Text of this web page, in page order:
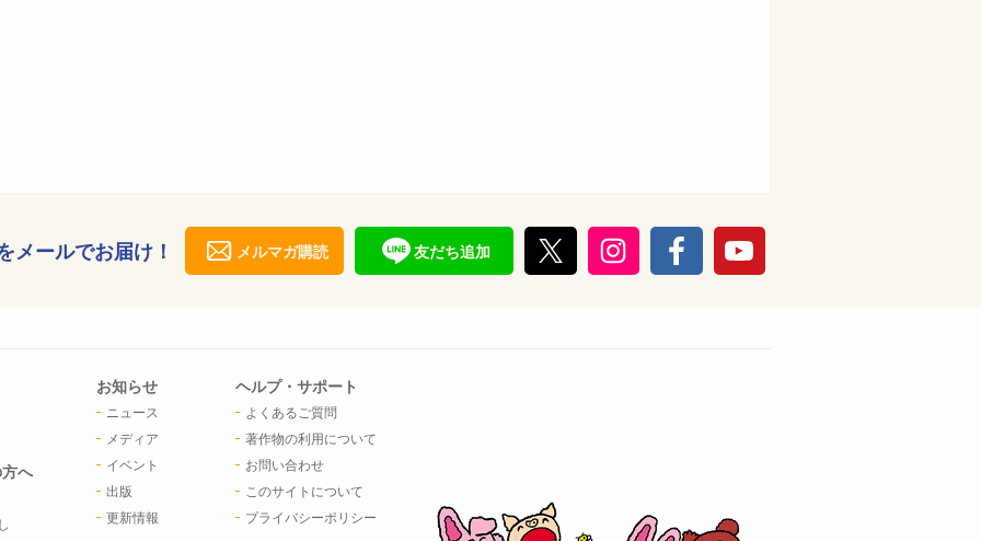
メールでお届け！ メルマガ購読 友だち追加
へ
お知らせ
ニュース
メディア
イベント
出版
更新情報
ヘルプ・サポート
よくあるご質問
著作物の利用について
お問い合わせ
このサイトについて
プライバシーポリシー